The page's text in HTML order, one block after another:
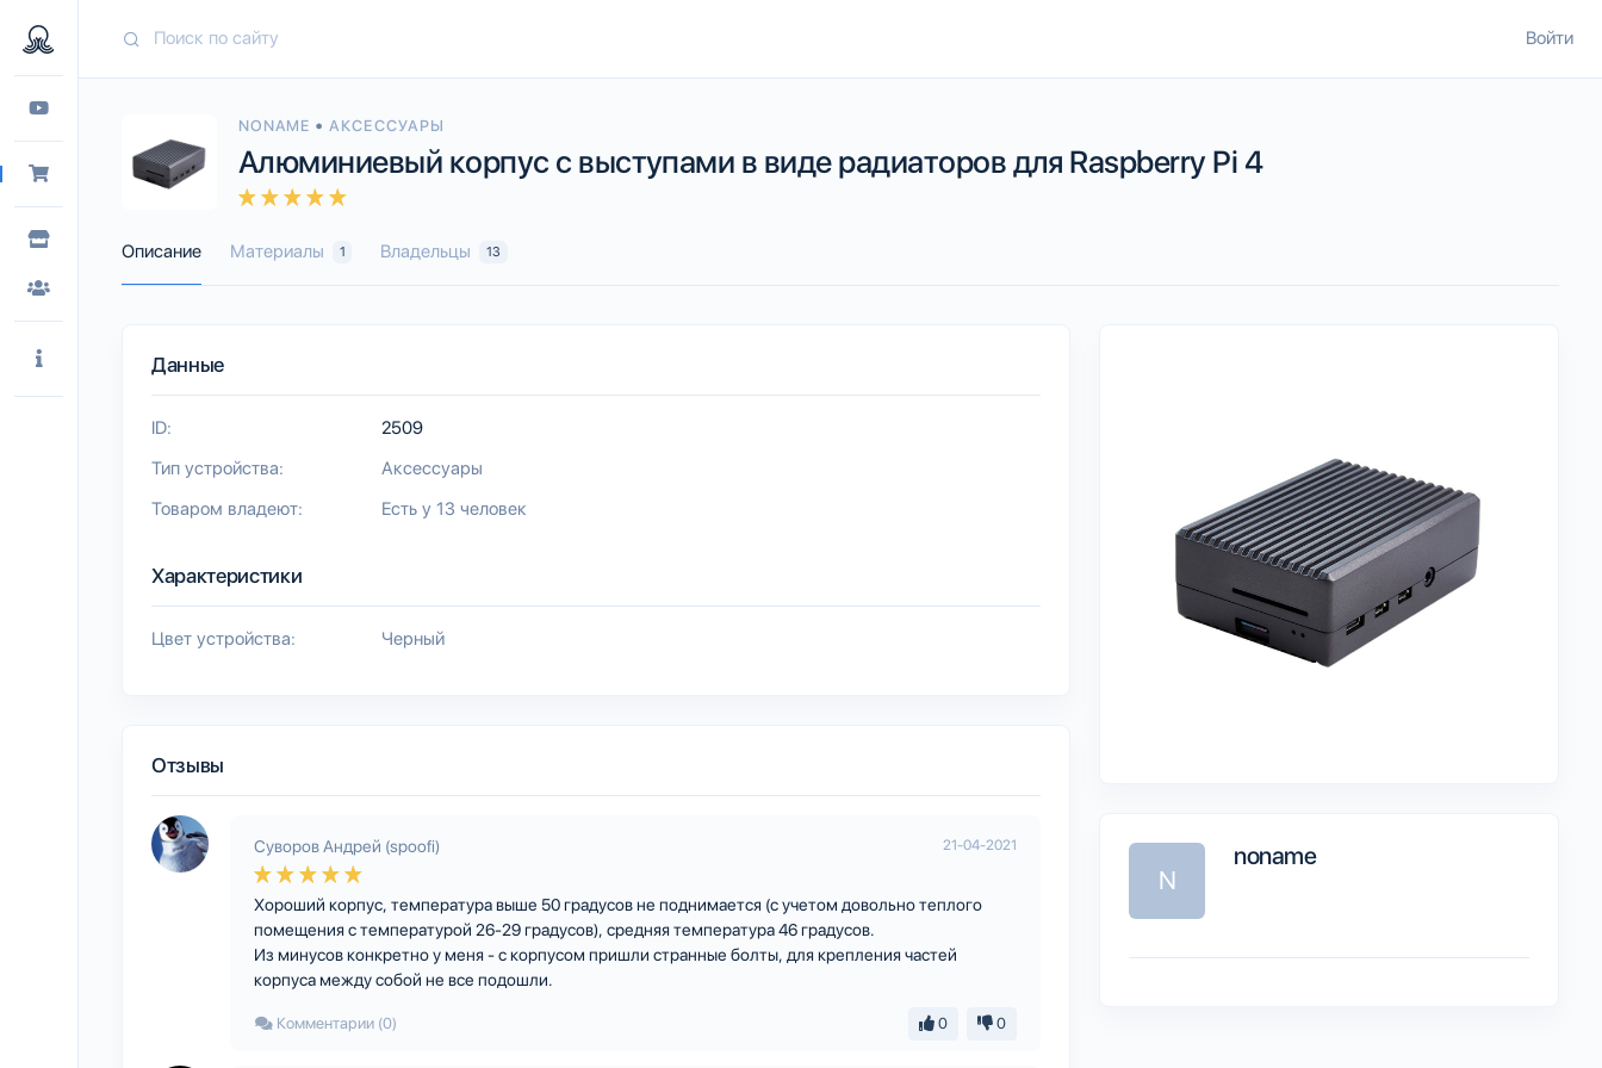
Войти
NONAME • АКСЕССУАРЫ
Алюминиевый корпус с выступами в виде радиаторов для Raspberry Pi 4
Описание Материалы 1 Владельцы 13
Данные
ID:
2509
Тип устройства:
Аксессуары
Товаром владеют:
Есть у 13 человек
Характеристики
Цвет устройства: Черный
Отзывы
Суворов Андрей (spoofi) 21-04-2021
Хороший корпус, температура выше 50 градусов не поднимается (с учетом довольно теплого
помещения с температурой 26-29 градусов), средняя температура 46 градусов.
Из минусов конкретно у меня - с корпусом пришли странные болты, для крепления частей
корпуса между собой не все подошли.
Комментарии (0) 0 0
N
noname